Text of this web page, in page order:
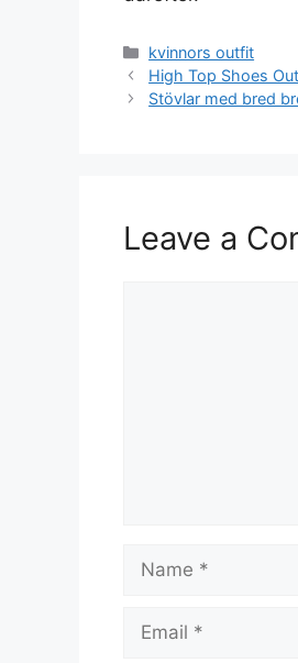
Categories
kvinnors outfit
High Top Shoes
Stövlar med bred
Leave a
Name
Email